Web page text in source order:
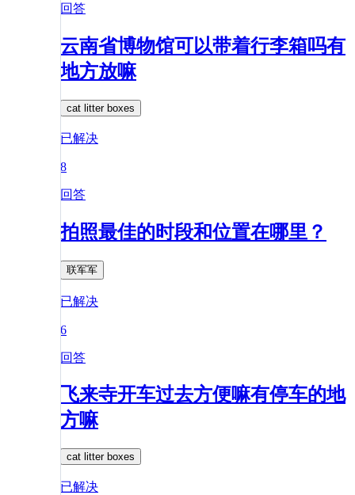
回答
云南省博物馆可以带着行李箱吗有
地方放嘛
cat litter boxes
已解决
8
回答
拍照最佳的时段和位置在哪里？
联军军
已解决
6
回答
飞来寺开车过去方便嘛有停车的地
方嘛
cat litter boxes
已解决